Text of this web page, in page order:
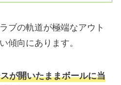
ブの軌道が極端なアウト
傾向にあります。
が開いたままボールに当